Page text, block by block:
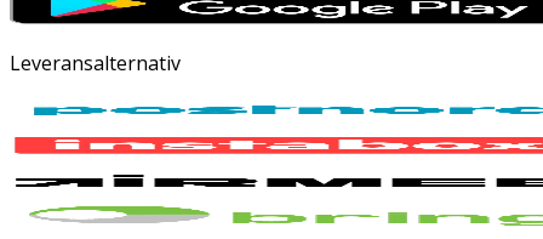
Leveransalternativ